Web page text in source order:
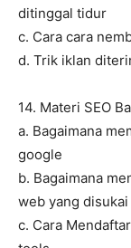
ditinggal tidur
c. Cara cara
d. Trik iklan
14. Materi SEO
a. Bagaimana
google
b. Bagaimana
web yang
c. Cara